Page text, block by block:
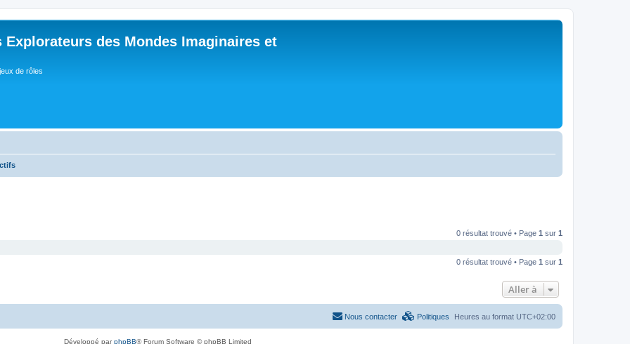
Explorateurs des Mondes Imaginaires et
de rôles
0 résultat trouvé • Page 1 sur 1
0 résultat trouvé • Page 1 sur 1
Aller à
Heures au format UTC+02:00
Politiques
Nous contacter
Développé parphpBB® Forum Software © phpBB Limited